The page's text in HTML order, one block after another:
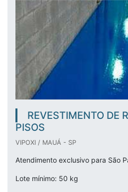
REVESTIMENTO DE
PISOS
VIPOXI / MAUÁ - SP
Atendimento exclusivo para São
Lote mínimo: 50 kg